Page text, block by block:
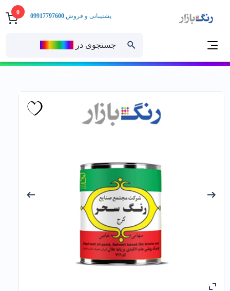
0
جستجوی در
پشتیبانی و فروش:09917797600